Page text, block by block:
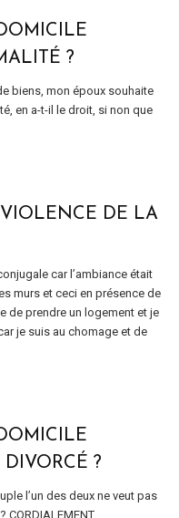
?
biens, mon époux souhaite
en a-t-il le droit, si non que
DE LA
car l’ambiance était
murs et ceci en présence de
de prendre un logement et je
je suis au chomage et de
?
l’un des deux ne veut pas
CORDIALEMENT